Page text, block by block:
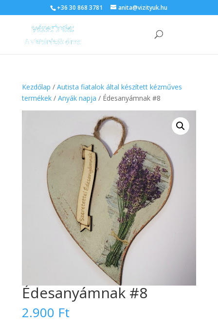
+36 30 868 3781 anita@vizityuk.hu
Kezdőlap / Autista fiatalok által készített kézműves
termékek/ Anyák napja / Édesanyámnak #8
Édesanyámnak #8
2.900 Ft